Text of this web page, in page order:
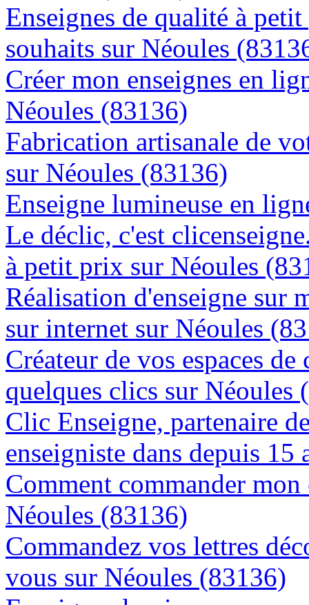
Enseignes de qualité à
souhaits sur Néoules
Créer mon enseignes en
Néoules (83136)
Fabrication artisanale de
sur Néoules (83136)
Enseigne lumineuse en
Le déclic, c'est
à petit prix sur Néoules
Réalisation d'enseigne sur
sur internet sur Néoules
Créateur de vos espaces
quelques clics sur Néoules
Clic Enseigne, partenaire
enseigniste dans depuis 15
Comment commander
Néoules (83136)
Commandez vos lettres
vous sur Néoules (83136)